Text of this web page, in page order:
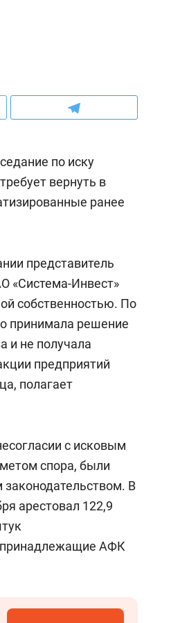
по иску
вернуть в
ранее
представитель
«Система-Инвест»
собственностью. По
принимала решение
и не получала
предприятий
полагает
с исковым
спора, были
В
арестовал 122,9
принадлежащие АФК
Дизайнер-прораб
Наседкина: «Ремонт
с мебелью за 2
для меня это